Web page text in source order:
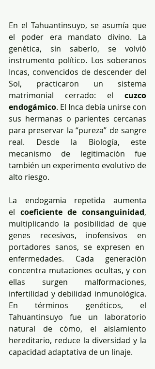
En el Tahuantinsuyo, se asumía que
el poder era mandato divino. La
genética, sin saberlo, se volvió
instrumento político. Los soberanos
Incas, convencidos de descender del
Sol, practicaron un sistema
matrimonial cerrado: el cuzco
endogámico. El Inca debía unirse con
sus hermanas o parientes cercanas
para preservar la “pureza” de sangre
real. Desde la Biología, este
mecanismo de legitimación fue
también un experimento evolutivo de
alto riesgo.
La endogamia repetida aumenta
el coeficiente de consanguinidad,
multiplicando la posibilidad de que
genes recesivos, inofensivos en
portadores sanos, se expresen en
enfermedades. Cada generación
concentra mutaciones ocultas, y con
ellas surgen malformaciones,
infertilidad y debilidad inmunológica.
En términos genéticos, el
Tahuantinsuyo fue un laboratorio
natural de cómo, el aislamiento
hereditario, reduce la diversidad y la
capacidad adaptativa de un linaje.